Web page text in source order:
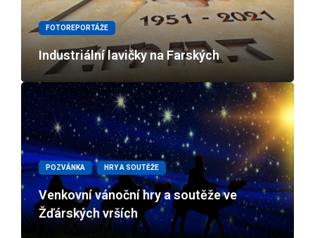
FOTOREPORTÁŽE
Industriální lavičky na Farských
POZVÁNKA HRY A SOUTĚŽE
Venkovní vánoční hry a soutěže ve
Žďárských vrších